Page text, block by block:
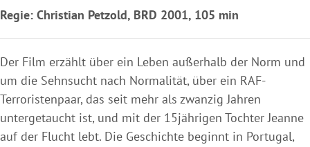
Regie: Christian Petzold, BRD 2001, 105 min
Der Film erzählt über ein Leben außerhalb der Norm und
um die Sehnsucht nach Normalität, über ein RAF-
Terroristenpaar, das seit mehr als zwanzig Jahren
untergetaucht ist, und mit der 15jährigen Tochter Jeanne
auf der Flucht lebt. Die Geschichte beginnt in Portugal,